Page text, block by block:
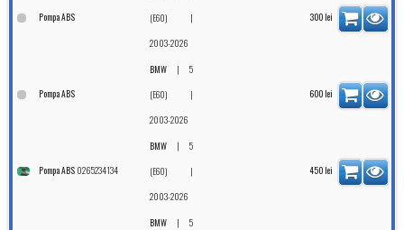
Pompa ABS
(E60) |
2003-2026
300 lei
Pompa ABS
BMW |5
(E60) |
2003-2026
600 lei
Pompa ABS 0265234134
BMW |5
(E60) |
2003-2026
450 lei
BMW |5